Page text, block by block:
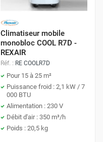
Climatiseur mobile
monobloc COOL R7D -
REXAIR
Réf. : RE COOLR7D
Pour 15 à 25 m²
Puissance froid : 2,1 kW / 7
000 BTU
Alimentation : 230 V
Débit d'air : 350 m³/h
Poids : 20,5 kg